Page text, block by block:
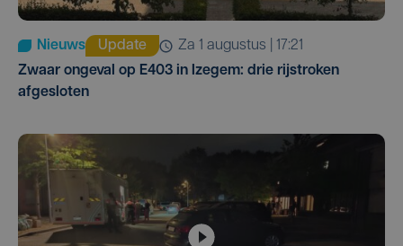
Nieuws Update
za 1 augustus | 17:21
Zwaar ongeval op E403 in Izegem: drie rijstroken
afgesloten